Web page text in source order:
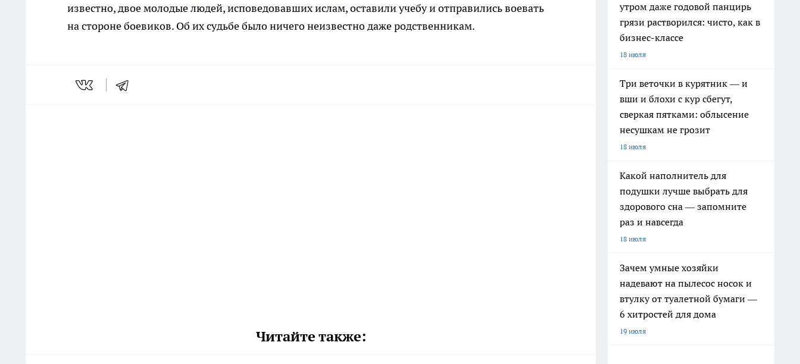
известно, двое молодые людей, исповедовавших ислам, оставили учебу и отправились воевать
на стороне боевиков. Об их судьбе было ничего неизвестно даже родственникам.
Читайте также:
утром даже годовой панцирь
грязи растворился: чисто, как в
бизнес-классе
18 июля
Три веточки в курятник — и
вши и блохи с кур сбегут,
сверкая пятками: облысение
несушкам не грозит
18 июля
Какой наполнитель для
подушки лучше выбрать для
здорового сна — запомните
раз и навсегда
18 июля
Зачем умные хозяйки
надевают на пылесос носок и
втулку от туалетной бумаги —
6 хитростей для дома
19 июля